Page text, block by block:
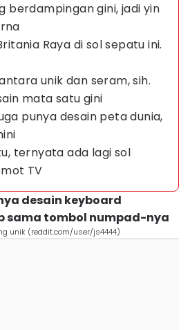
berdampingan gini, jadi yin
Raya di sol sepatu ini.
unik dan seram, sih.
mata satu gini
punya desain peta dunia,
ternyata ada lagi sol
TV
desain keyboard
sama tombol numpad-nya
unik (reddit.com/user/js4444)